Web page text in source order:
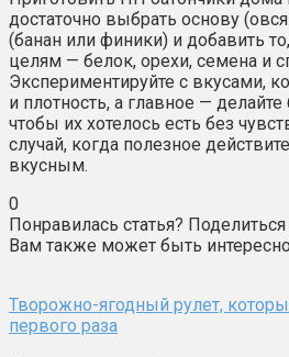
достаточно выбрать основу
(банан или финики) и добавить
целям — белок, орехи, семена и
Экспериментируйте с вкусами,
и плотность, а главное —
чтобы их хотелось есть без
случай, когда полезное
вкусным.
0
Понравилась статья?
Вам также может быть интересно
Творожно-ягодный рулет,
первого раза